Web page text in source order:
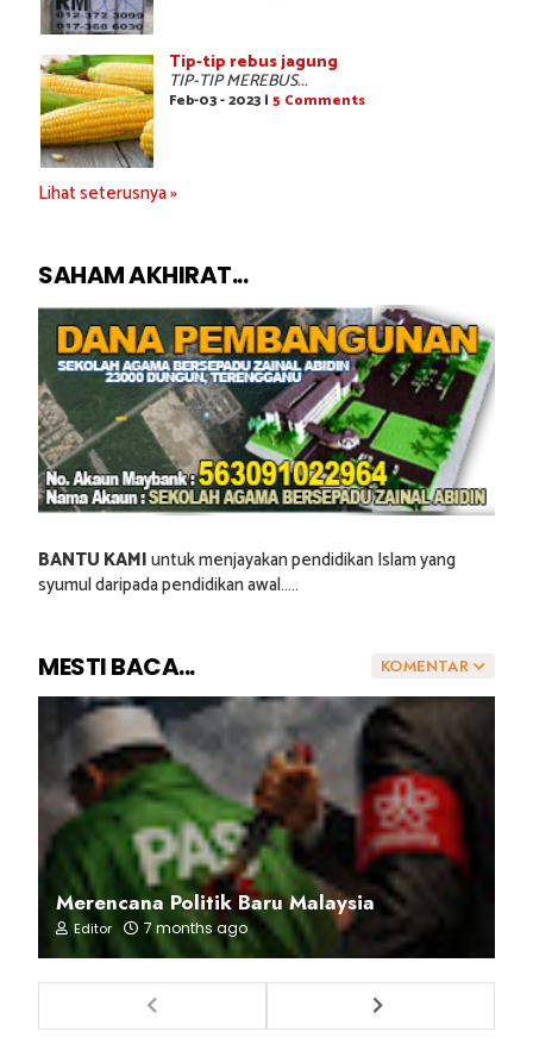
Tip-tip rebus jagung
TIP-TIP MEREBUS...
Feb-03 - 2023 | 5 Comments
Lihat seterusnya »
SAHAM AKHIRAT...
BANTU KAMIuntuk menjayakan pendidikan Islam yang
syumul daripada pendidikan awal.....
KOMENTAR
MESTI BACA...
Merencana Politik Baru Malaysia
Editor 7 months ago